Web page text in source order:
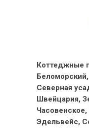
Коттеджные
Северная
Швейцария,
Эдельвейс,